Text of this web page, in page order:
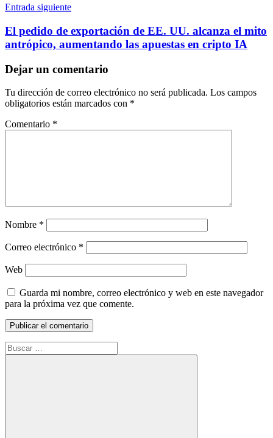
Entrada siguiente
El pedido de exportación de EE. UU. alcanza el mito
antrópico, aumentando las apuestas en cripto IA
Dejar un comentario
Tu dirección de correo electrónico no será publicada. Los campos
obligatorios están marcados con *
Comentario *
Nombre *
Correo electrónico *
Web
Guarda mi nombre, correo electrónico y web en este navegador
para la próxima vez que comente.
Buscar: